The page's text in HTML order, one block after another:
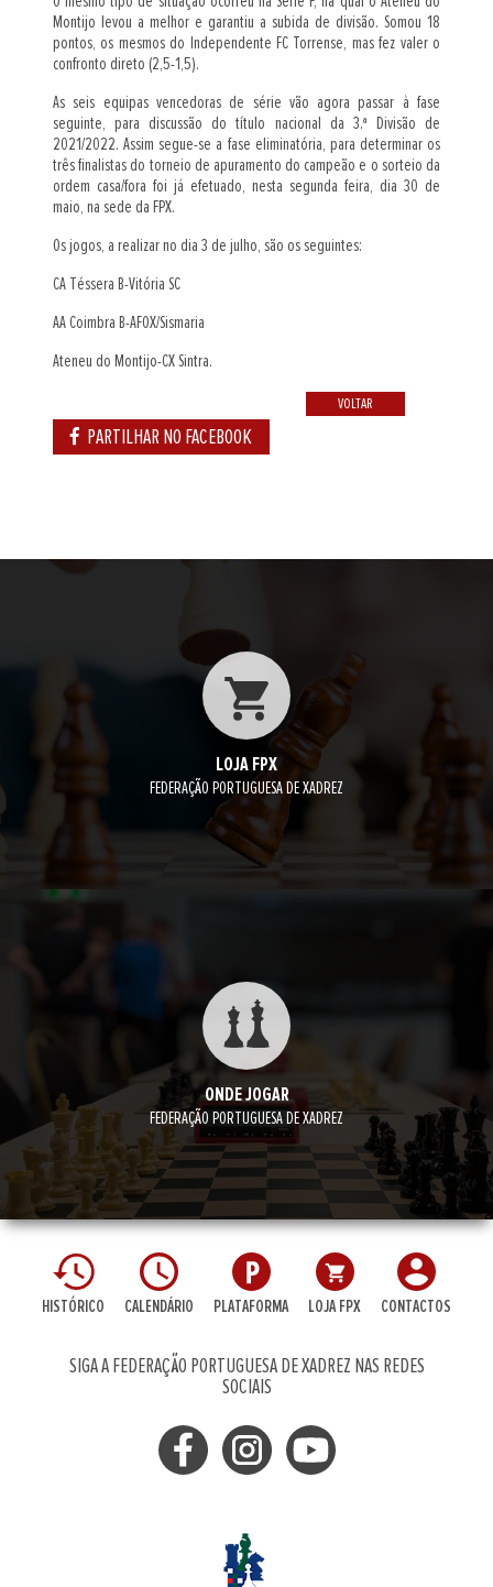
Montijo levou a melhor e garantiu a subida de divisão. Somou 18
pontos, os mesmos do Independente FC Torrense, mas fez valer o
confronto direto (2,5-1,5).
As seis equipas vencedoras de série vão agora passar à fase
seguinte, para discussão do título nacional da 3.ª Divisão de
2021/2022. Assim segue-se a fase eliminatória, para determinar os
três finalistas do torneio de apuramento do campeão e o sorteio da
ordem casa/fora foi já efetuado, nesta segunda feira, dia 30 de
maio, na sede da FPX.
Os jogos, a realizar no dia 3 de julho, são os seguintes:
CA Téssera B-Vitória SC
AA Coimbra B-AFOX/Sismaria
Ateneu do Montijo-CX Sintra.
VOLTAR
PARTILHAR NO FACEBOOK
LOJA FPX
FEDERAÇÃO PORTUGUESA DE XADREZ
ONDE JOGAR
FEDERAÇÃO PORTUGUESA DE XADREZ
HISTÓRICO CALENDÁRIO PLATAFORMA LOJA FPX CONTACTOS
SIGA A FEDERAÇÃO PORTUGUESA DE XADREZ NAS REDES
SOCIAIS